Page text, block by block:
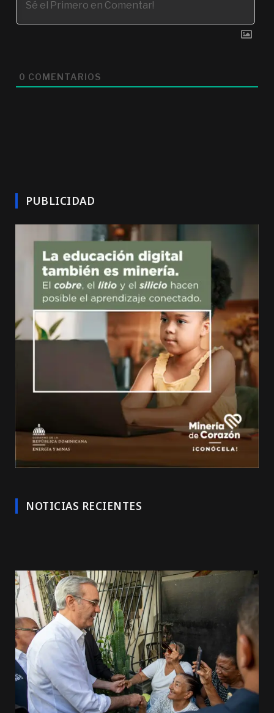
0 COMENTARIOS
PUBLICIDAD
NOTICIAS RECIENTES